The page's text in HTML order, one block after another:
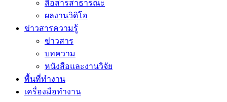
สื่อสารสาธารณะ
ผลงานวิดิโอ
ข่าวสารความรู้
ข่าวสาร
บทความ
หนังสือและงานวิจัย
พื้นที่ทำงาน
เครื่องมือทำงาน